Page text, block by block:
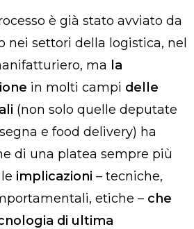
è già stato avviato da
nei settori della logistica, nel
ma
la
in molti campi delle
(non solo quelle deputate
e food delivery) ha
di una platea sempre più
implicazioni – tecniche,
etiche – che
di ultima